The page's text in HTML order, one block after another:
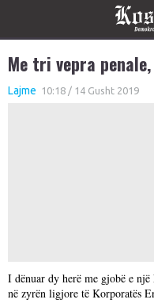
Me tri vepra
Lajme 10:18 / 14 Gusht 2019
I dënuar dy herë me gjobë e
në zyrën ligjore të Korporatës